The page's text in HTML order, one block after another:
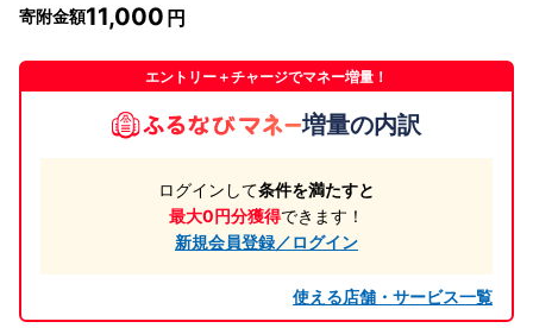
寄附金額11,000
エントリー＋チャージでマネー増量！
増量の内訳
ログインして条件を満たすと
最大0円分獲得できます！
新規会員登録／ログイン
使える店舗・サービス一覧